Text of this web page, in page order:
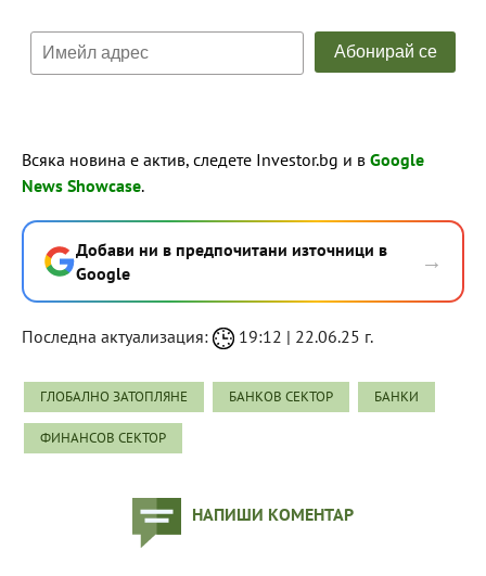
Всяка новина е актив, следете Investor.bg и в Google
News Showcase.
Добави ни в предпочитани източници в
Google
→
Последна актуализация: 19:12 | 22.06.25 г.
ГЛОБАЛНО ЗАТОПЛЯНЕ БАНКОВ СЕКТОР БАНКИ
ФИНАНСОВ СЕКТОР
НАПИШИ КОМЕНТАР